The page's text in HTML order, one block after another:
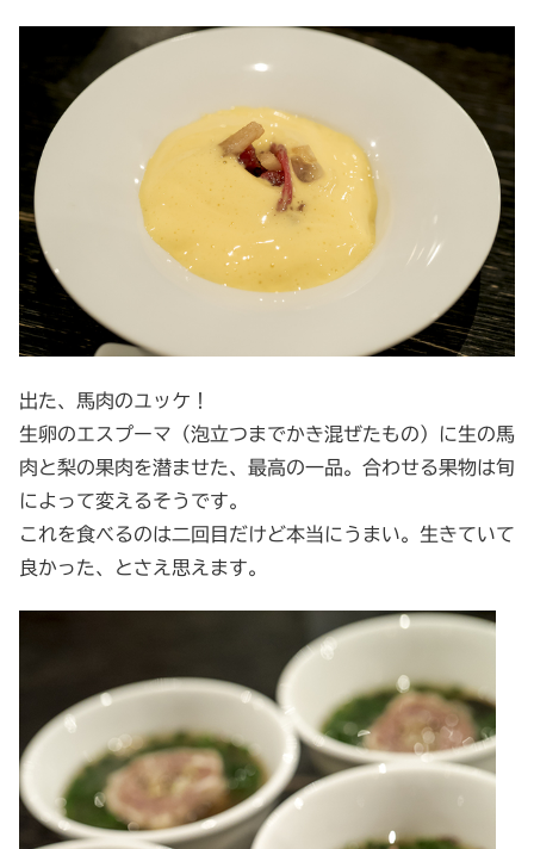
出た、馬肉のユッケ！
生卵のエスプーマ（泡立つまでかき混ぜたもの）に生の馬
肉と梨の果肉を潜ませた、最高の一品。合わせる果物は旬
によって変えるそうです。
これを食べるのは二回目だけど本当にうまい。生きていて
良かった、とさえ思えます。